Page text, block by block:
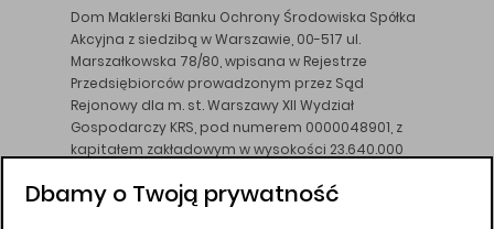
Dom Maklerski Banku Ochrony Środowiska Spółka
Akcyjna z siedzibą w Warszawie, 00-517 ul.
Marszałkowska 78/80, wpisana w Rejestrze
Przedsiębiorców prowadzonym przez Sąd
Rejonowy dla m. st. Warszawy XII Wydział
Gospodarczy KRS, pod numerem 0000048901, z
kapitałem zakładowym w wysokości 23.640.000
DM BOŚ działa na podstawie zezwolenia KNF z dnia
Dbamy o Twoją prywatność